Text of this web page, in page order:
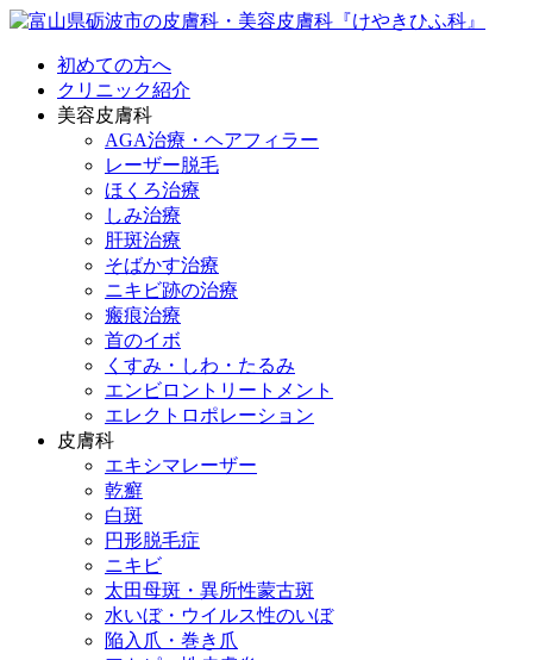
初めての方へ
クリニック紹介
美容皮膚科
AGA治療・ヘアフィラー
レーザー脱毛
ほくろ治療
しみ治療
肝斑治療
そばかす治療
ニキビ跡の治療
瘢痕治療
首のイボ
くすみ・しわ・たるみ
エンビロントリートメント
エレクトロポレーション
皮膚科
エキシマレーザー
乾癬
白斑
円形脱毛症
ニキビ
太田母斑・異所性蒙古斑
水いぼ・ウイルス性のいぼ
陥入爪・巻き爪